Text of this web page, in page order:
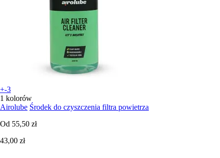
+-3
1 kolorów
Airolube Środek do czyszczenia filtra powietrza
Od 55,50 zł
43,00 zł